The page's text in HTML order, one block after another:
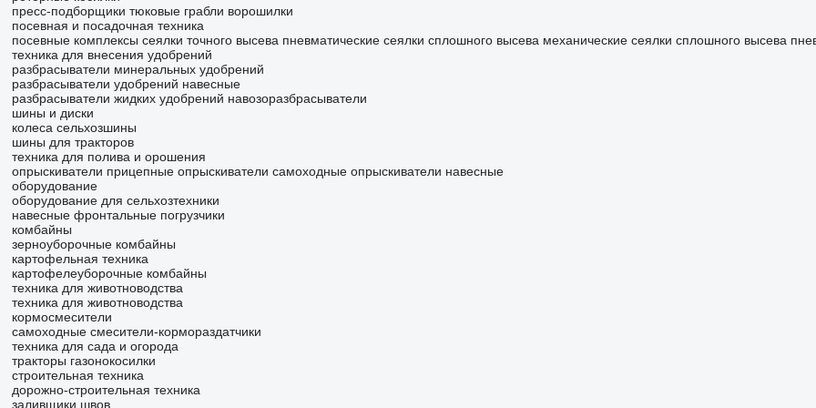
пресс-подборщики тюковые грабли ворошилки
посевная и посадочная техника
посевные комплексы сеялки точного высева пневматические сеялки сплошного высева механические сеялки сплошного высева
техника для внесения удобрений
разбрасыватели минеральных удобрений
разбрасыватели удобрений навесные
разбрасыватели жидких удобрений навозоразбрасыватели
шины и диски
колеса сельхозшины
шины для тракторов
техника для полива и орошения
опрыскиватели прицепные опрыскиватели самоходные опрыскиватели навесные
оборудование
оборудование для сельхозтехники
навесные фронтальные погрузчики
комбайны
зерноуборочные комбайны
картофельная техника
картофелеуборочные комбайны
техника для животноводства
техника для животноводства
кормосмесители
самоходные смесители-кормораздатчики
техника для сада и огорода
тракторы газонокосилки
строительная техника
дорожно-строительная техника
заливщики швов